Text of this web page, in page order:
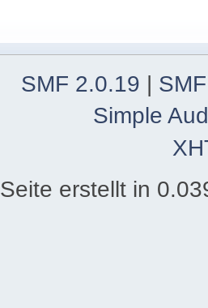
SMF 2.0.19 |
Simple
Seite erstellt in